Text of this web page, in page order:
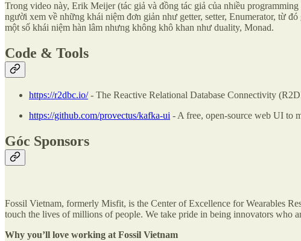
Trong video này, Erik Meijer (tác giả và đồng tác giả của nhiều
người xem về những khái niệm đơn giản như getter, setter, Enumerator, từ
một số khái niệm hàn lâm nhưng không khô khan như duality, Monad.
Code & Tools
https://r2dbc.io/- The Reactive Relational Database Connectivity
https://github.com/provectus/kafka-ui - A free, open-source web UI to
Góc Sponsors
Fossil Vietnam, formerly Misfit, is the Center of Excellence for Wearables
touch the lives of millions of people. We take pride in being innovators who
Why you’ll love working at Fossil Vietnam